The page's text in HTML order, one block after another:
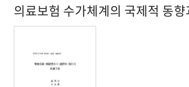
의료보험 수가체계의 국제적 동